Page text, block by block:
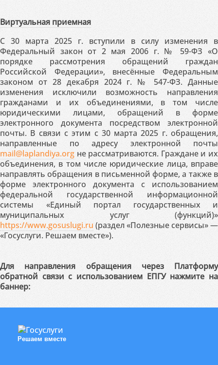
Виртуальная приемная
С 30 марта 2025 г. вступили в силу изменения в
Федеральный закон от 2 мая 2006 г. № 59-ФЗ «О
порядке рассмотрения обращений граждан
Российской Федерации», внесённые Федеральным
законом от 28 декабря 2024 г. № 547-ФЗ. Данные
изменения исключили возможность направления
гражданами и их объединениями, в том числе
юридическими лицами, обращений в форме
электронного документа посредством электронной
почты. В связи с этим с 30 марта 2025 г. обращения,
направленные по адресу электронной почты
mail@laplandiya.org не рассматриваются. Граждане и их
объединения, в том числе юридические лица, вправе
направлять обращения в письменной форме, а также в
форме электронного документа с использованием
федеральной государственной информационной
системы «Единый портал государственных и
муниципальных услуг (функций)»
https://www.gosuslugi.ru (раздел «Полезные сервисы» —
«Госуслуги. Решаем вместе»).
Для направления обращения через Платформу
обратной связи с использованием ЕПГУ нажмите на
баннер:
Решаем вместе